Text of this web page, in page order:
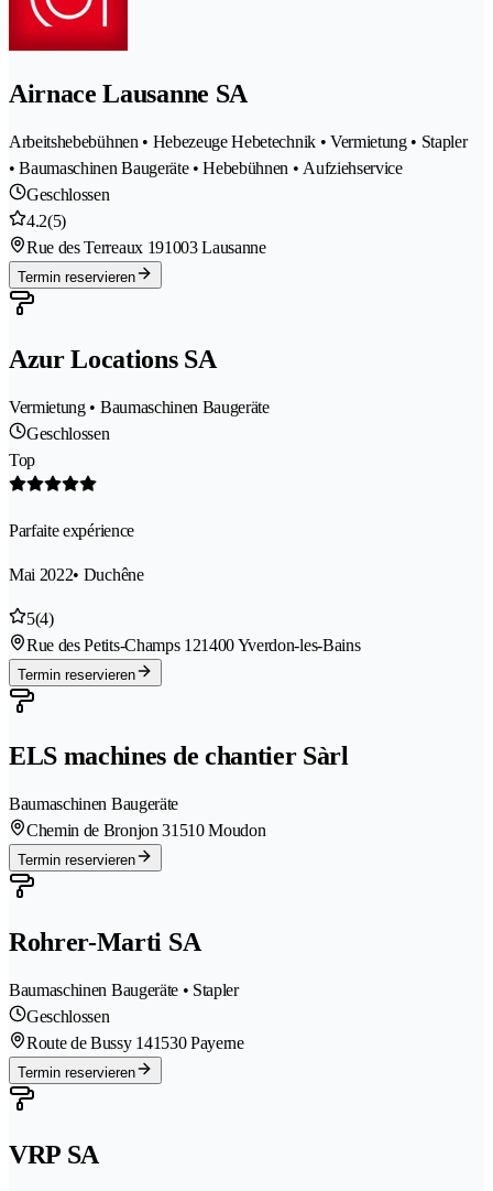
Airnace Lausanne SA
Arbeitshebebühnen • Hebezeuge Hebetechnik • Vermietung • Stapler
• Baumaschinen Baugeräte • Hebebühnen • Aufziehservice
Geschlossen
4.2(5)
Rue des Terreaux 191003 Lausanne
Termin reservieren
Azur Locations SA
Vermietung • Baumaschinen Baugeräte
Geschlossen
Top
Parfaite expérience
Mai 2022• Duchêne
5(4)
Rue des Petits-Champs 121400 Yverdon-les-Bains
Termin reservieren
ELS machines de chantier Sàrl
Baumaschinen Baugeräte
Chemin de Bronjon 31510 Moudon
Termin reservieren
Rohrer-Marti SA
Baumaschinen Baugeräte • Stapler
Geschlossen
Route de Bussy 141530 Payerne
Termin reservieren
VRP SA